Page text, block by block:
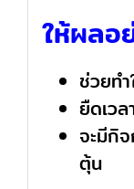
ให้ผลอ
ช่วยท
ยืดเว
จะมีกิ
ตุ้น